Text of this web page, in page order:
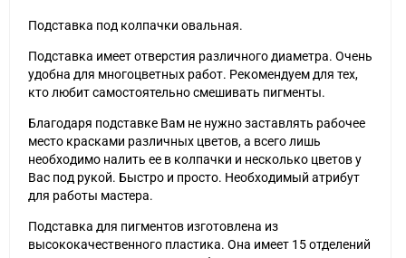
Подставка под колпачки овальная.
Подставка имеет отверстия различного диаметра. Очень
удобна для многоцветных работ. Рекомендуем для тех,
кто любит самостоятельно смешивать пигменты.
Благодаря подставке Вам не нужно заставлять рабочее
место красками различных цветов, а всего лишь
необходимо налить ее в колпачки и несколько цветов у
Вас под рукой. Быстро и просто. Необходимый атрибут
для работы мастера.
Подставка для пигментов изготовлена из
высококачественного пластика. Она имеет 15 отделений